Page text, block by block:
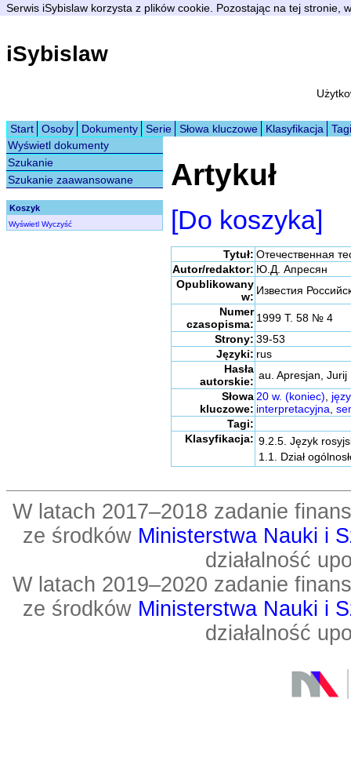
Serwis iSybislaw korzysta z plików cookie. Pozostając na tej stronie,
iSybislaw
Start Osoby Dokumenty Serie Słowa kluczowe Klasyfikacja
Tagi
Wyświetl dokumenty
Szukanie
Szukanie zaawansowane
Koszyk
Wyświetl Wyczyść
Artykuł
[Do koszyka]
Tytuł: Отечественная
Autor/redaktor: Ю.Д. Апресян
Opublikowany
w: Известия
Numer
czasopisma: 1999 T. 58 № 4
Strony: 39-53
Języki: rus
Hasła
autorskie: au. Apresjan, Jurij
Słowa
kluczowe:
20 w. (koniec),
interpretacyjna,
Tagi:
Klasyfikacja: 9.2.5. Język
1.1. Dział
W latach 2017–2018 zadanie
ze środków Ministerstwa Nauki i
działalność
W latach 2019–2020 zadanie
ze środków Ministerstwa Nauki i
działalność